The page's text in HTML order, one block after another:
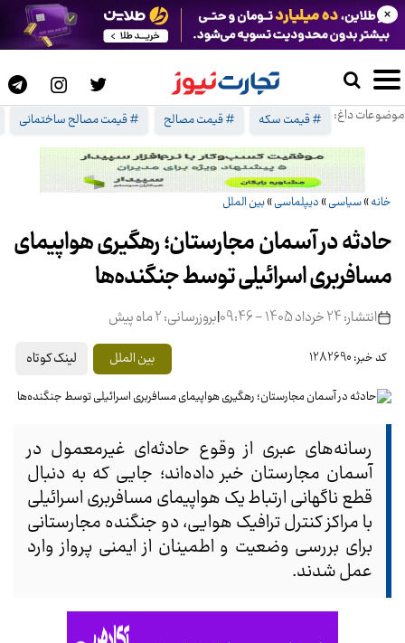
موضوعات داغ: # قیمت سکه # قیمت مصالح # قیمت مصالح ساختمانی
×
خانه»سیاسی» دیپلماسی»بین الملل
حادثه در آسمان مجارستان؛ رهگیری هواپیمای
مسافربری اسرائیلی توسط جنگنده‌ها
انتشار: 24 خرداد 1405 - 09:46 |بروزرسانی: 2 ماه پیش
کد خبر: 1282690 بین الملل لینک کوتاه
رسانه‌های عبری از وقوع حادثه‌ای غیرمعمول در
آسمان مجارستان خبر داده‌اند؛ جایی که به دنبال
قطع ناگهانی ارتباط یک هواپیمای مسافربری اسرائیلی
با مراکز کنترل ترافیک هوایی، دو جنگنده مجارستانی
برای بررسی وضعیت و اطمینان از ایمنی پرواز وارد
عمل شدند.